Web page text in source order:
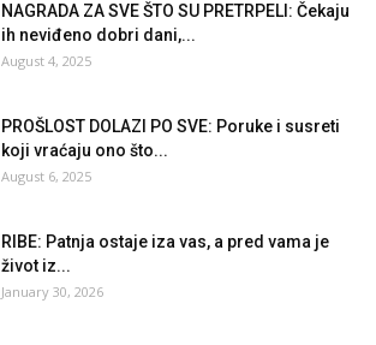
NAGRADA ZA SVE ŠTO SU PRETRPELI: Čekaju
ih neviđeno dobri dani,...
August 4, 2025
PROŠLOST DOLAZI PO SVE: Poruke i susreti
koji vraćaju ono što...
August 6, 2025
RIBE: Patnja ostaje iza vas, a pred vama je
život iz...
January 30, 2026